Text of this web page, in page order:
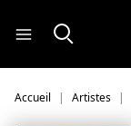
Accueil Artistes